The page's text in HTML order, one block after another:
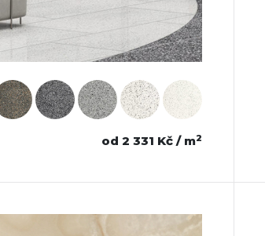
od 2 331 Kč / m2